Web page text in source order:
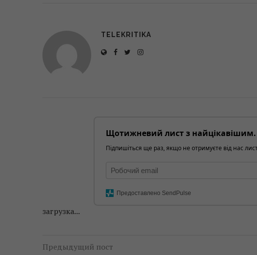
TELEKRITIKA
Щотижневий лист з
Підпишіться ще раз, якщо не отримуєте від нас
Предоставлено SendPulse
загрузка...
Предыдущий пост